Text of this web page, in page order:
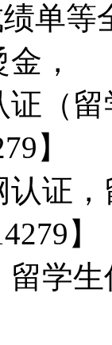
单
，
证（
】
认证
】
留学